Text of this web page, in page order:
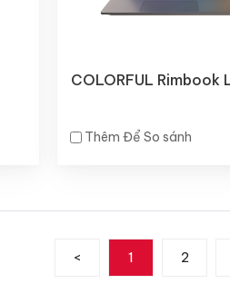
COLORFUL Rimbook
Thêm Để So sánh
< 1 2